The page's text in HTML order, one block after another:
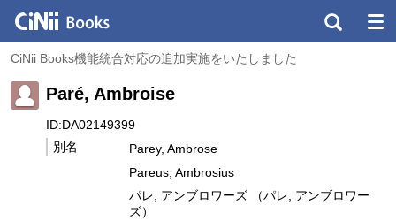
CiNii Books機能統合対応の追加実施をいたしました
Paré, Ambroise
ID:DA02149399
別名
Parey, Ambrose
Pareus, Ambrosius
パレ, アンブロワーズ （パレ, アンブロワー
ズ）